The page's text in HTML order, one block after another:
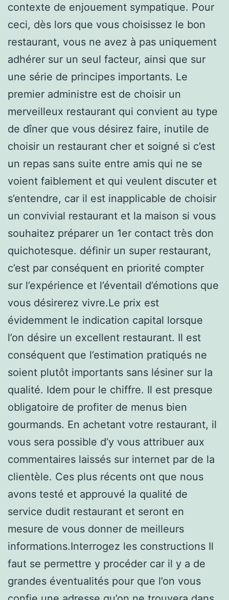
contexte de enjouement sympatique. Pour
ceci, dès lors que vous choisissez le bon
restaurant, vous ne avez à pas uniquement
adhérer sur un seul facteur, ainsi que sur
une série de principes importants. Le
premier administre est de choisir un
merveilleux restaurant qui convient au type
de dîner que vous désirez faire, inutile de
choisir un restaurant cher et soigné si c’est
un repas sans suite entre amis qui ne se
voient faiblement et qui veulent discuter et
s’entendre, car il est inapplicable de choisir
un convivial restaurant et la maison si vous
souhaitez préparer un 1er contact très don
quichotesque. définir un super restaurant,
c’est par conséquent en priorité compter
sur l’expérience et l’éventail d’émotions que
vous désirerez vivre.Le prix est
évidemment le indication capital lorsque
l’on désire un excellent restaurant. Il est
conséquent que l’estimation pratiqués ne
soient plutôt importants sans lésiner sur la
qualité. Idem pour le chiffre. Il est presque
obligatoire de profiter de menus bien
gourmands. En achetant votre restaurant, il
vous sera possible d’y vous attribuer aux
commentaires laissés sur internet par de la
clientèle. Ces plus récents ont que nous
avons testé et approuvé la qualité de
service dudit restaurant et seront en
mesure de vous donner de meilleurs
informations.Interrogez les constructions Il
faut se permettre y procéder car il y a de
grandes éventualités pour que l’on vous